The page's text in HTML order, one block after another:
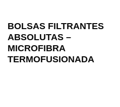
BOLSAS FILTRANTES
ABSOLUTAS –
MICROFIBRA
TERMOFUSIONADA